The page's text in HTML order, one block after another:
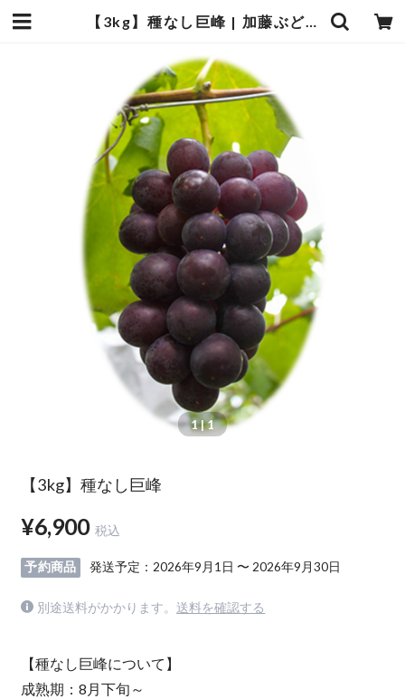
【3kg】種なし巨峰 | 加藤ぶどう園
1| 1
【3kg】種なし巨峰
¥6,900 税込
予約商品 発送予定：2026年9月1日 〜 2026年9月30日
別途送料がかかります。 送料を確認する
【種なし巨峰について】
成熟期：8月下旬～